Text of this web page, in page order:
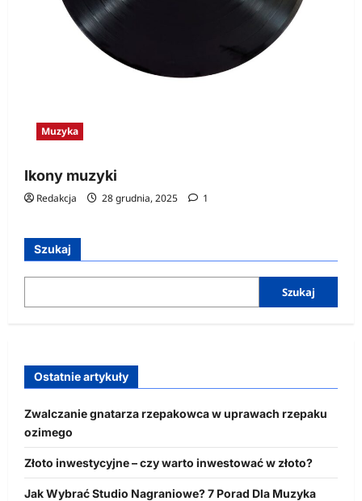
Muzyka
Ikony muzyki
Redakcja 28 grudnia, 2025 1
Szukaj
Szukaj
Ostatnie artykuły
Zwalczanie gnatarza rzepakowca w uprawach rzepaku
ozimego
Złoto inwestycyjne – czy warto inwestować w złoto?
Jak Wybrać Studio Nagraniowe? 7 Porad Dla Muzyka